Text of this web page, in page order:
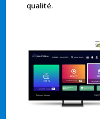
qualité.